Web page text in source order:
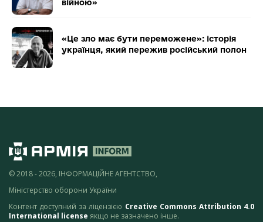
війною»
«Це зло має бути переможене»: історія
українця, який пережив російський полон
© 2018 - 2026, ІНФОРМАЦІЙНЕ АГЕНТСТВО,
Міністерство оборони України
Контент доступний за ліцензією Creative Commons Attribution 4.0
International license якщо не зазначено інше.